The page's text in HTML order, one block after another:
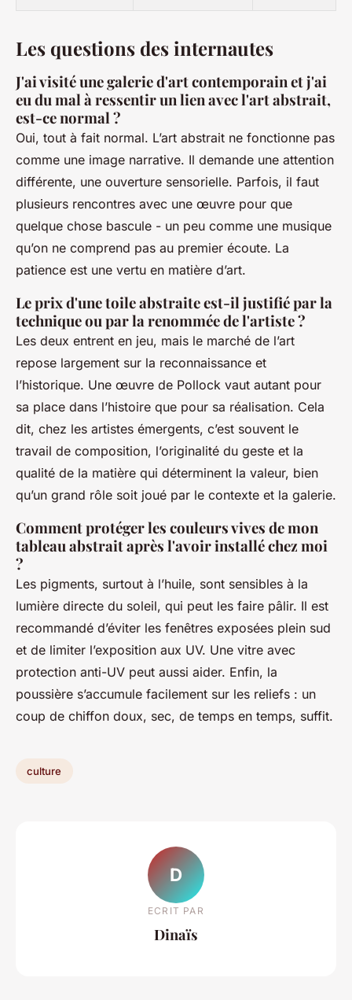
Les questions des internautes
J'ai visité une galerie d'art contemporain et j'ai
eu du mal à ressentir un lien avec l'art abstrait,
est-ce normal ?
Oui, tout à fait normal. L’art abstrait ne fonctionne pas
comme une image narrative. Il demande une attention
différente, une ouverture sensorielle. Parfois, il faut
plusieurs rencontres avec une œuvre pour que
quelque chose bascule - un peu comme une musique
qu’on ne comprend pas au premier écoute. La
patience est une vertu en matière d’art.
Le prix d'une toile abstraite est-il justifié par la
technique ou par la renommée de l'artiste ?
Les deux entrent en jeu, mais le marché de l’art
repose largement sur la reconnaissance et
l’historique. Une œuvre de Pollock vaut autant pour
sa place dans l’histoire que pour sa réalisation. Cela
dit, chez les artistes émergents, c’est souvent le
travail de composition, l’originalité du geste et la
qualité de la matière qui déterminent la valeur, bien
qu’un grand rôle soit joué par le contexte et la galerie.
Comment protéger les couleurs vives de mon
tableau abstrait après l'avoir installé chez moi
?
Les pigments, surtout à l’huile, sont sensibles à la
lumière directe du soleil, qui peut les faire pâlir. Il est
recommandé d’éviter les fenêtres exposées plein sud
et de limiter l’exposition aux UV. Une vitre avec
protection anti-UV peut aussi aider. Enfin, la
poussière s’accumule facilement sur les reliefs : un
coup de chiffon doux, sec, de temps en temps, suffit.
culture
D
ECRIT PAR
Dinaïs